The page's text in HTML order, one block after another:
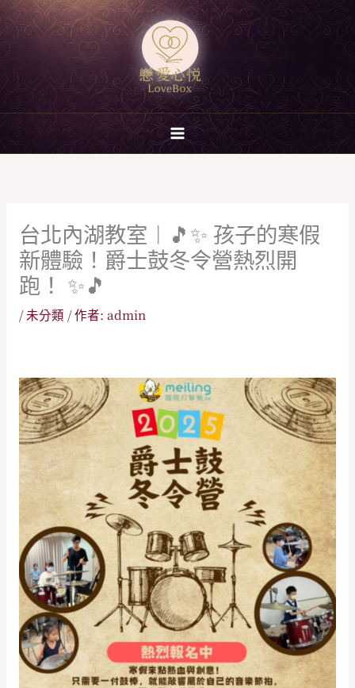
跳
至
主
要
內
台北內湖教室︱🎵✨ 孩子的寒假
新體驗！爵士鼓冬令營熱烈開
跑！ ✨🎵
/未分類 / 作者: admin